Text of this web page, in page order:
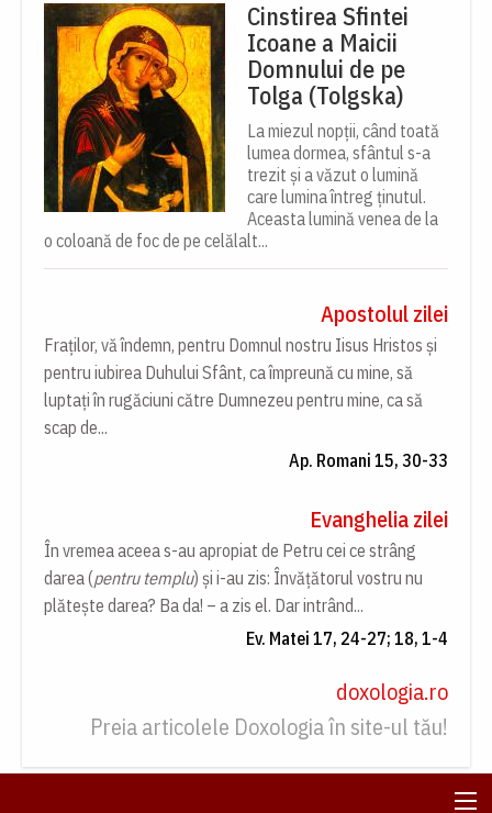
Cinstirea Sfintei
Icoane a Maicii
Domnului de pe
Tolga (Tolgska)
La miezul nopții, când toată
lumea dormea, sfântul s-a
trezit și a văzut o lumină
care lumina întreg ținutul.
Aceasta lumină venea de la
o coloană de foc de pe celălalt...
Apostolul zilei
Fraților, vă îndemn, pentru Domnul nostru Iisus Hristos și
pentru iubirea Duhului Sfânt, ca împreună cu mine, să
luptați în rugăciuni către Dumnezeu pentru mine, ca să
scap de...
Ap. Romani 15, 30-33
Evanghelia zilei
În vremea aceea s-au apropiat de Petru cei ce strâng
darea (pentru templu) și i-au zis: Învățătorul vostru nu
plătește darea? Ba da! – a zis el. Dar intrând...
Ev. Matei 17, 24-27; 18, 1-4
doxologia.ro
Preia articolele Doxologia în site-ul tău!